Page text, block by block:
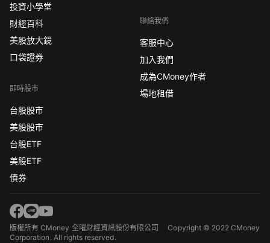
投資小學堂
財經百科
美股放大鏡
口袋證券
即時股市
台股股市
美股股市
台股ETF
美股ETF
債券
聯絡我們
客服中心
加入我們
成為CMoney作者
場地租借
版權所有 CMoney 全曜財經資訊股份有限公司Copyright © 2022 CMoney
Corporation. All rights reserved.